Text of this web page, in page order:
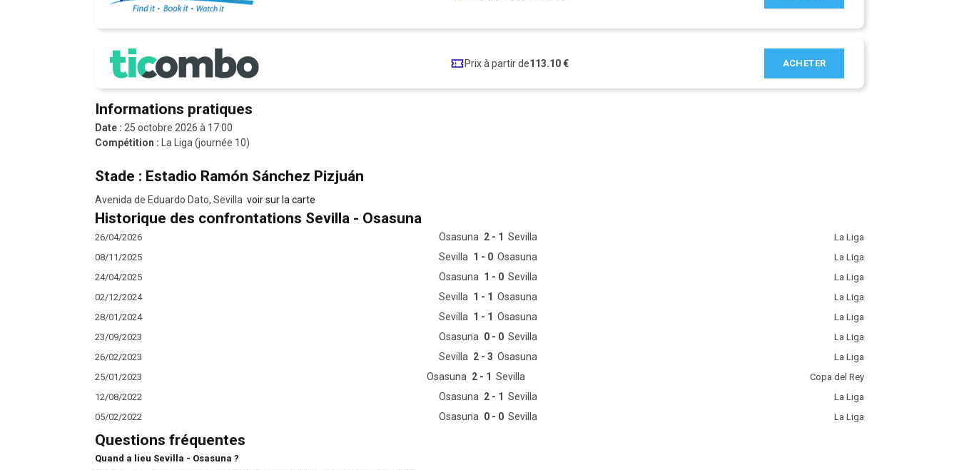
Prix à partir de113.10 € ACHETER
Informations pratiques
Date : 25 octobre 2026 à 17:00
Compétition : La Liga (journée 10)
Stade : Estadio Ramón Sánchez Pizjuán
Avenida de Eduardo Dato, Sevilla voir sur la carte
Historique des confrontations Sevilla - Osasuna
26/04/2026 Osasuna 2 - 1 Sevilla
La Liga
08/11/2025
Sevilla 1 - 0 Osasuna
La Liga
24/04/2025
Osasuna 1 - 0 Sevilla
La Liga
02/12/2024
Sevilla 1 - 1 Osasuna
La Liga
28/01/2024
Sevilla 1 - 1 Osasuna
La Liga
23/09/2023
Osasuna 0 - 0 Sevilla
La Liga
26/02/2023
Sevilla 2 - 3 Osasuna
La Liga
25/01/2023
Osasuna 2 - 1 Sevilla
Copa del Rey
12/08/2022
Osasuna 2 - 1 Sevilla
La Liga
05/02/2022
Osasuna 0 - 0 Sevilla La Liga
Questions fréquentes
Quand a lieu Sevilla - Osasuna ?